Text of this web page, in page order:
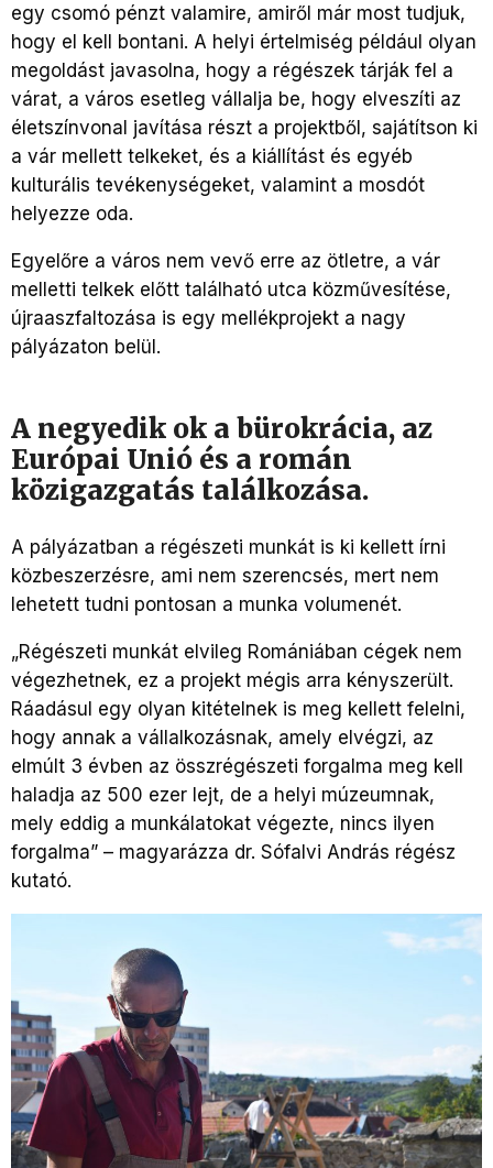
egy csomó pénzt valamire, amiről már most tudjuk,
hogy el kell bontani. A helyi értelmiség például olyan
megoldást javasolna, hogy a régészek tárják fel a
várat, a város esetleg vállalja be, hogy elveszíti az
életszínvonal javítása részt a projektből, sajátítson ki
a vár mellett telkeket, és a kiállítást és egyéb
kulturális tevékenységeket, valamint a mosdót
helyezze oda.
Egyelőre a város nem vevő erre az ötletre, a vár
melletti telkek előtt található utca közművesítése,
újraaszfaltozása is egy mellékprojekt a nagy
pályázaton belül.
A negyedik ok a bürokrácia, az
Európai Unió és a román
közigazgatás találkozása.
A pályázatban a régészeti munkát is ki kellett írni
közbeszerzésre, ami nem szerencsés, mert nem
lehetett tudni pontosan a munka volumenét.
„Régészeti munkát elvileg Romániában cégek nem
végezhetnek, ez a projekt mégis arra kényszerült.
Ráadásul egy olyan kitételnek is meg kellett felelni,
hogy annak a vállalkozásnak, amely elvégzi, az
elmúlt 3 évben az összrégészeti forgalma meg kell
haladja az 500 ezer lejt, de a helyi múzeumnak,
mely eddig a munkálatokat végezte, nincs ilyen
forgalma” – magyarázza dr. Sófalvi András régész
kutató.